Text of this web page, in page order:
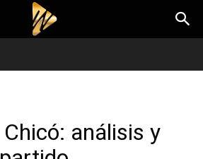
análisis y